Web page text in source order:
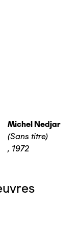
Michel Nedjar
(Sans titre)
, 1972